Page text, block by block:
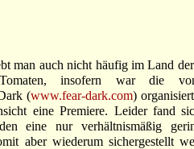
man auch nicht häufig im Land
Tomaten, insofern war die
(www.fear-dark.com)
eine Premiere. Leider fand
eine nur verhältnismäßig
aber wiederum sichergestellt